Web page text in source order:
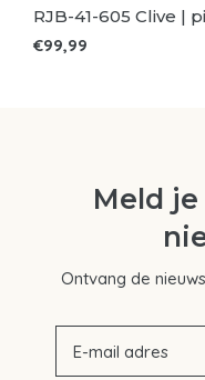
RJB-41-605 Clive |
€99,99
Meld je
Ontvang de